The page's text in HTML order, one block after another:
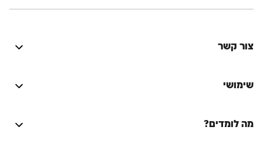
צור קשר
לשמוע!
שימושי
על הספר המסורת היהודית
מה לומדים?